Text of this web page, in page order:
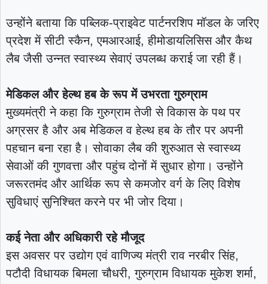
उन्होंने बताया कि पब्लिक-प्राइवेट पार्टनरशिप मॉडल के जरिए
प्रदेश में सीटी स्कैन, एमआरआई, हीमोडायलिसिस और कैथ
लैब जैसी उन्नत स्वास्थ्य सेवाएं उपलब्ध कराई जा रही हैं।
मेडिकल और हेल्थ हब के रूप में उभरता गुरुग्राम
मुख्यमंत्री ने कहा कि गुरुग्राम तेजी से विकास के पथ पर
अग्रसर है और अब मेडिकल व हेल्थ हब के तौर पर अपनी
पहचान बना रहा है। सोवाका लैब की शुरुआत से स्वास्थ्य
सेवाओं की गुणवत्ता और पहुंच दोनों में सुधार होगा। उन्होंने
जरूरतमंद और आर्थिक रूप से कमजोर वर्ग के लिए विशेष
सुविधाएं सुनिश्चित करने पर भी जोर दिया।
कई नेता और अधिकारी रहे मौजूद
इस अवसर पर उद्योग एवं वाणिज्य मंत्री राव नरबीर सिंह,
पटौदी विधायक बिमला चौधरी, गुरुग्राम विधायक मुकेश शर्मा,